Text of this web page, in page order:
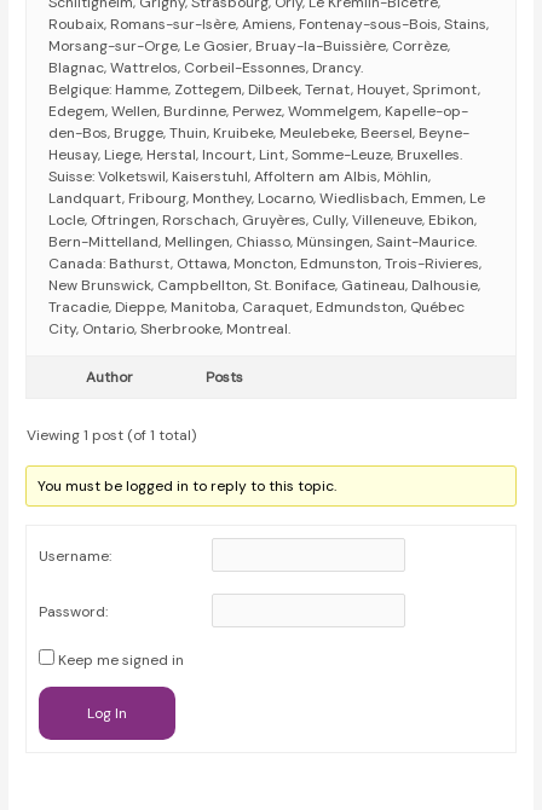
Roubaix, Romans-sur-Isère, Amiens, Fontenay-sous-Bois, Stains,
Morsang-sur-Orge, Le Gosier, Bruay-la-Buissière, Corrèze,
Blagnac, Wattrelos, Corbeil-Essonnes, Drancy.
Belgique: Hamme, Zottegem, Dilbeek, Ternat, Houyet, Sprimont,
Edegem, Wellen, Burdinne, Perwez, Wommelgem, Kapelle-op-
den-Bos, Brugge, Thuin, Kruibeke, Meulebeke, Beersel, Beyne-
Heusay, Liege, Herstal, Incourt, Lint, Somme-Leuze, Bruxelles.
Suisse: Volketswil, Kaiserstuhl, Affoltern am Albis, Möhlin,
Landquart, Fribourg, Monthey, Locarno, Wiedlisbach, Emmen, Le
Locle, Oftringen, Rorschach, Gruyères, Cully, Villeneuve, Ebikon,
Bern-Mittelland, Mellingen, Chiasso, Münsingen, Saint-Maurice.
Canada: Bathurst, Ottawa, Moncton, Edmunston, Trois-Rivieres,
New Brunswick, Campbellton, St. Boniface, Gatineau, Dalhousie,
Tracadie, Dieppe, Manitoba, Caraquet, Edmundston, Québec
City, Ontario, Sherbrooke, Montreal.
Author Posts
Viewing 1 post (of 1 total)
You must be logged in to reply to this topic.
Username:
Password:
Keep me signed in
Log In